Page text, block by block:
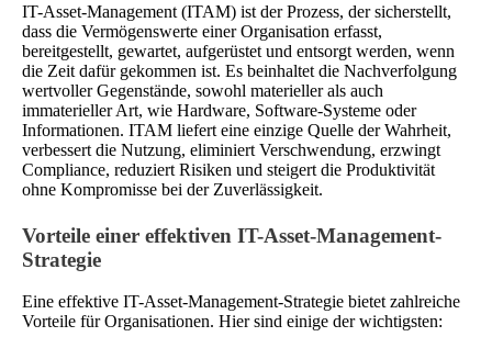
IT-Asset-Management (ITAM) ist der Prozess, der sicherstellt,
dass die Vermögenswerte einer Organisation erfasst,
bereitgestellt, gewartet, aufgerüstet und entsorgt werden, wenn
die Zeit dafür gekommen ist. Es beinhaltet die Nachverfolgung
wertvoller Gegenstände, sowohl materieller als auch
immaterieller Art, wie Hardware, Software-Systeme oder
Informationen. ITAM liefert eine einzige Quelle der Wahrheit,
verbessert die Nutzung, eliminiert Verschwendung, erzwingt
Compliance, reduziert Risiken und steigert die Produktivität
ohne Kompromisse bei der Zuverlässigkeit.
Vorteile einer effektiven IT-Asset-Management-
Strategie
Eine effektive IT-Asset-Management-Strategie bietet zahlreiche
Vorteile für Organisationen. Hier sind einige der wichtigsten: